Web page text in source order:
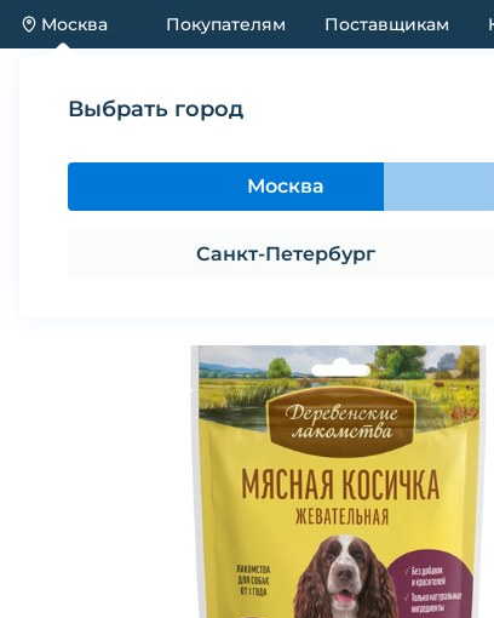
Москва
Выбрать город
Москва
Санкт-Петербург
Покупателям Поставщикам
Каталог Лакомства Лакомство для
Лакомство для собак
В избранное